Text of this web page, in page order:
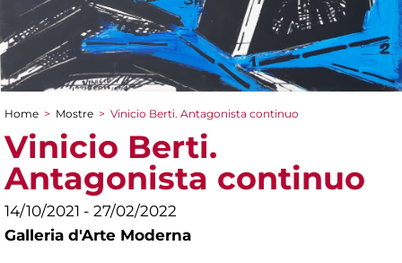
Tu sei qui
Home > Mostre > Vinicio Berti. Antagonista continuo
Vinicio Berti.
Antagonista continuo
14/10/2021 - 27/02/2022
Galleria d'Arte Moderna